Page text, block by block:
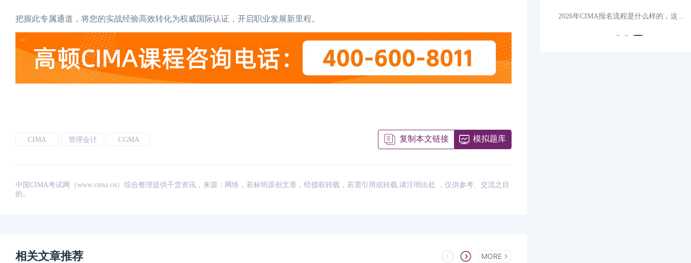
把握此专属通道，将您的实战经验高效转化为权威国际认证，开启职业发展新里程。
CIMA 管理会计 CGMA 复制本文链接 模拟题库
中国CIMA考试网（www.cima.cn）综合整理提供干货资讯，来源：网络，若标明原创文章，经授权转载，若需引用或转载,请注明出处 ，仅供参考、交流之目
的。
相关文章推荐 MORE
CIMA考试科目和内容分别是什么样